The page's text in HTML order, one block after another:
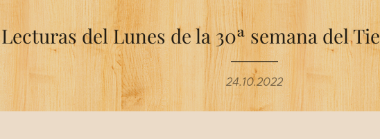
Lecturas del Lunes de la 30ª semana del
24.10.2022